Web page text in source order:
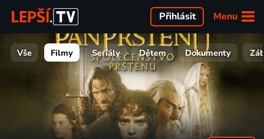
Menu
Přihlásit
Vše Filmy Seriály Dětem Dokumenty